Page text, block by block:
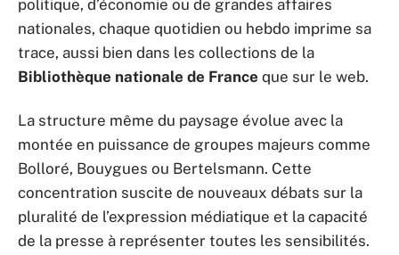
politique, d’économie ou de grandes affaires
nationales, chaque quotidien ou hebdo imprime sa
trace, aussi bien dans les collections de la
Bibliothèque nationale de France que sur le web.
La structure même du paysage évolue avec la
montée en puissance de groupes majeurs comme
Bolloré, Bouygues ou Bertelsmann. Cette
concentration suscite de nouveaux débats sur la
pluralité de l’expression médiatique et la capacité
de la presse à représenter toutes les sensibilités.